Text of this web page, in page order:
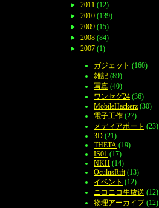
► 2011 (12)
► 2010 (139)
► 2009 (15)
► 2008 (84)
► 2007 (1)
ガジェット (160)
雑記 (89)
写真 (40)
ワンセグ24 (36)
MobileHackerz (30)
電子工作 (27)
メディアポート (23)
3D (21)
THETA (19)
IS01 (17)
NKH (14)
OculusRift (13)
イベント (12)
ニコニコ生放送 (12)
物理アーカイブ (12)